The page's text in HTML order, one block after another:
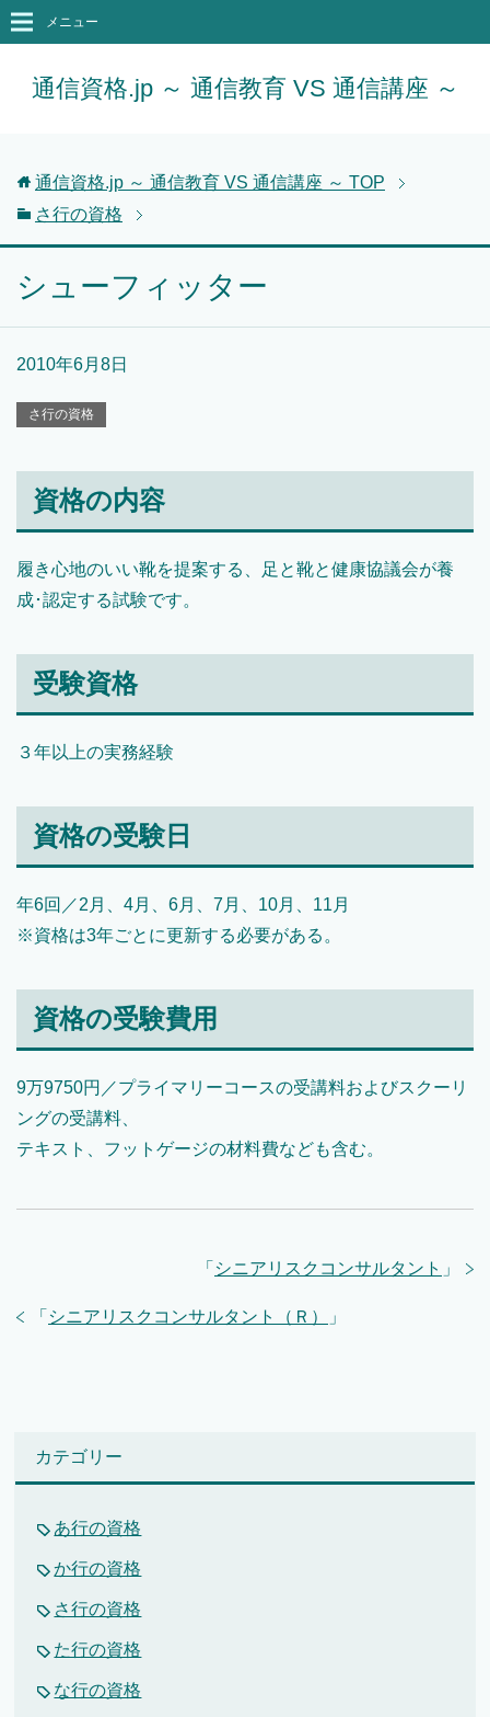
通信資格.jp ～ 通信教育 VS 通信講座 ～
メニュー
通信資格.jp ～ 通信教育 VS 通信講座 ～ TOP
さ行の資格
シューフィッター
2010年6月8日
さ行の資格
資格の内容
履き心地のいい靴を提案する、足と靴と健康協議会が養
成･認定する試験です。
受験資格
３年以上の実務経験
資格の受験日
年6回／2月、4月、6月、7月、10月、11月
※資格は3年ごとに更新する必要がある。
資格の受験費用
9万9750円／プライマリーコースの受講料およびスクーリ
ングの受講料、
テキスト、フットゲージの材料費なども含む。
「 シニアリスクコンサルタント 」
「 シニアリスクコンサルタント（Ｒ） 」
カテゴリー
あ行の資格
か行の資格
さ行の資格
た行の資格
な行の資格